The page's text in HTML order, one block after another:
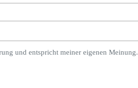
und entspricht meiner eigenen Meinung.